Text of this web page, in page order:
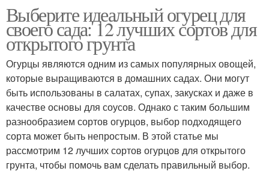
Выберите идеальный огурец для
своего сада: 12 лучших сортов для
открытого грунта
Огурцы являются одним из самых популярных овощей,
которые выращиваются в домашних садах. Они могут
быть использованы в салатах, супах, закусках и даже в
качестве основы для соусов. Однако с таким большим
разнообразием сортов огурцов, выбор подходящего
сорта может быть непростым. В этой статье мы
рассмотрим 12 лучших сортов огурцов для открытого
грунта, чтобы помочь вам сделать правильный выбор.